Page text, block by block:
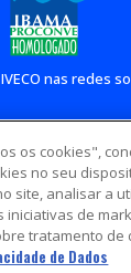
nas redes
outros sites
os cookies",
no seu
site, analisar a
de
tratamento de
de Dados